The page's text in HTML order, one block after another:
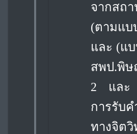
จากสถ
(ตามแบ
และ (แ
สพป.พิษ
2 และ
การรับ
ทางจิตวิ